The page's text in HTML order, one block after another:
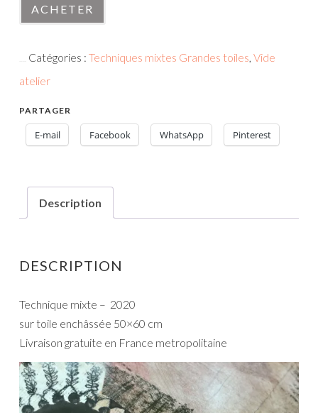
de
ACHETER
Catégories : Techniques mixtes Grandes toiles, Vide
atelier
PARTAGER
E-mail Facebook WhatsApp Pinterest
Description
DESCRIPTION
Technique mixte – 2020
sur toile enchâssée 50×60 cm
Livraison gratuite en France metropolitaine